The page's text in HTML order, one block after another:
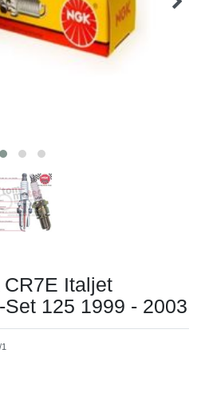
Italjet
125 1999 - 2003